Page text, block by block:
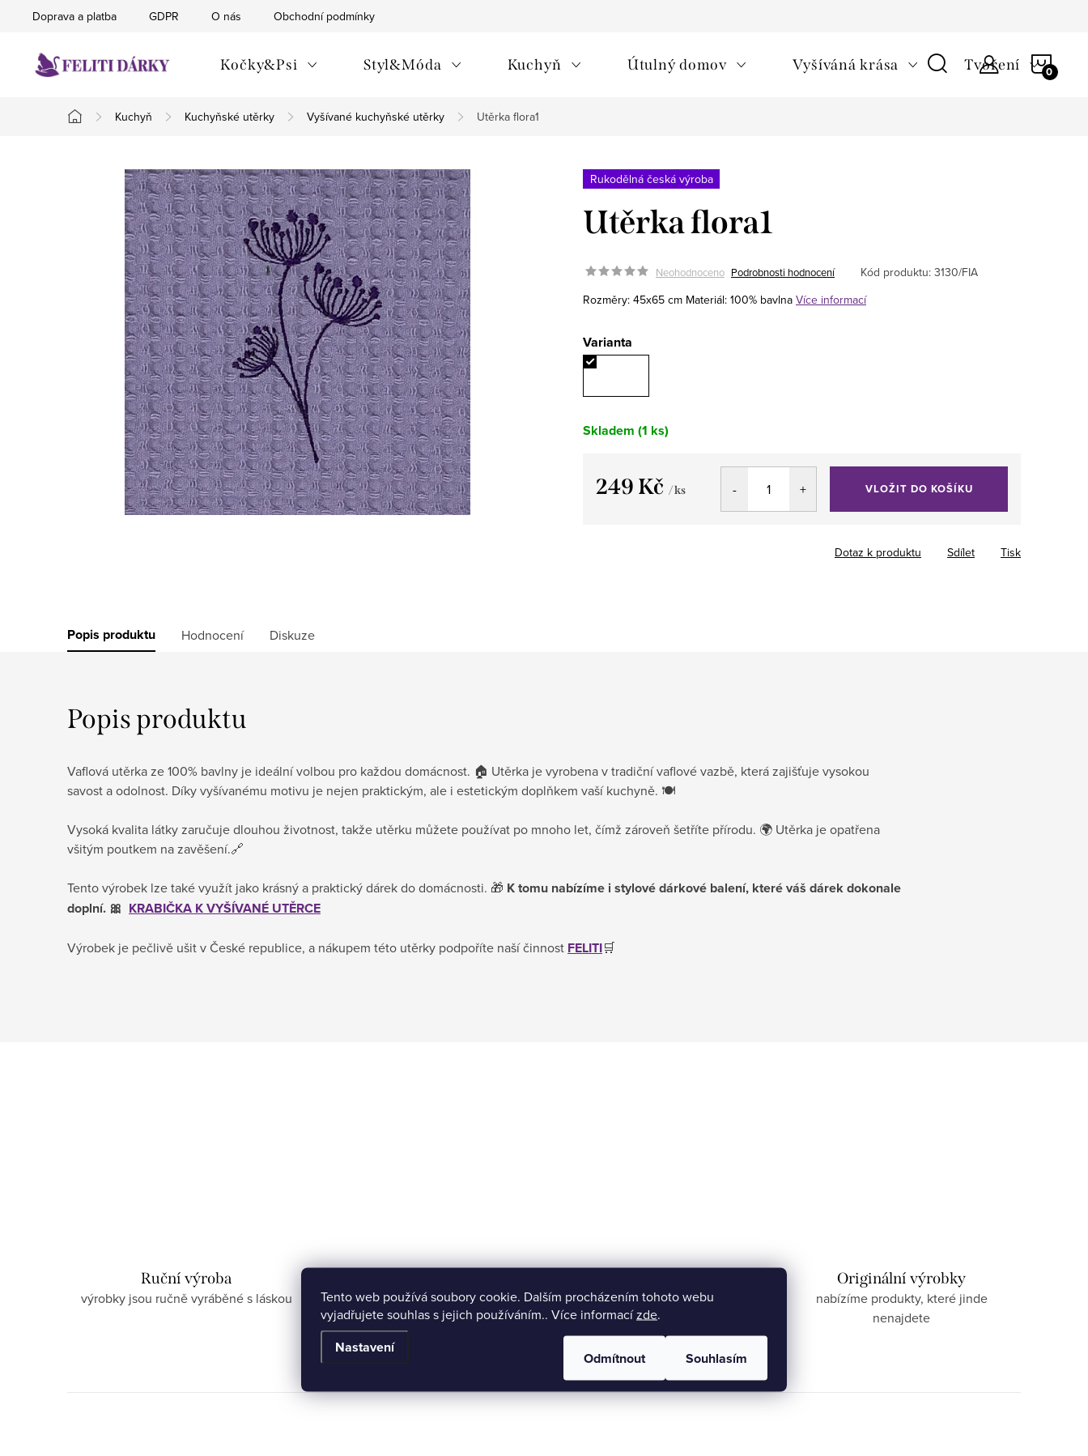
Tento web používá soubory cookie. Dalším procházením tohoto webu
vyjadřujete souhlas s jejich používáním.. Více informacízde.
Nastavení
Odmítnout Souhlasím
Doprava a platba GDPR O nás Obchodní podmínky
Kočky&Psi Styl&Móda Kuchyň Útulný domov Vyšíváná krása Tvoření
Domů
Kuchyň Kuchyňské utěrky Vyšívané kuchyňské utěrky Utěrka flora1
Rukodělná česká výroba
Utěrka flora1
Neohodnoceno Podrobnosti hodnocení Kód produktu: 3130/FIA
Rozměry: 45x65 cm Materiál: 100% bavlna Více informací
Varianta
Skladem (1 ks)
249 Kč / ks VLOŽIT DO KOŠÍKU
Tisk
Dotaz k produktu Sdílet
Popis produktu Hodnocení Diskuze
Popis produktu
Vaflová utěrka ze 100% bavlny je ideální volbou pro každou domácnost. 🏠 Utěrka je vyrobena v tradiční vaflové vazbě, která zajišťuje vysokou
savost a odolnost. Díky vyšívanému motivu je nejen praktickým, ale i estetickým doplňkem vaší kuchyně. 🍽️
Vysoká kvalita látky zaručuje dlouhou životnost, takže utěrku můžete používat po mnoho let, čímž zároveň šetříte přírodu. 🌍 Utěrka je opatřena
všitým poutkem na zavěšení.🔗
Tento výrobek lze také využít jako krásný a praktický dárek do domácnosti. 🎁 K tomu nabízíme i stylové dárkové balení, které váš dárek dokonale
doplní. 🎀 KRABIČKA K VYŠÍVANÉ UTĚRCE
Výrobek je pečlivě ušit v České republice, a nákupem této utěrky podpoříte naší činnost FELITI🛒
Ruční výroba
výrobky jsou ručně vyráběné s láskou Balení šetrné k přírodě. nákupem podpoříte naší činnost
Originální výrobky
nabízíme produkty, které jinde
nenajdete